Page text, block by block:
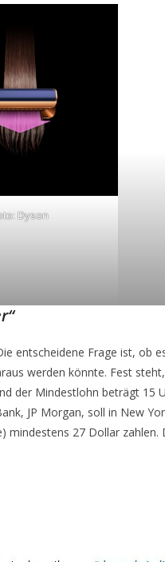
Dyson
entscheidene Frage ist, ob
werden könnte. Fest
der Mindestlohn beträgt 15
JP Morgan, soll in New
27 Dollar zahlen.